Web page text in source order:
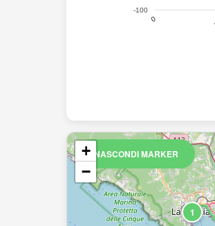
0
-100
NASCONDI MARKER
1
+
−